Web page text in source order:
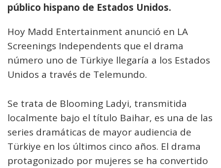
público hispano de Estados Unidos.
Hoy Madd Entertainment anunció en LA
Screenings Independents que el drama
número uno de Türkiye llegaría a los Estados
Unidos a través de Telemundo.
Se trata de Blooming Ladyi, transmitida
localmente bajo el título Baihar, es una de las
series dramáticas de mayor audiencia de
Türkiye en los últimos cinco años. El drama
protagonizado por mujeres se ha convertido